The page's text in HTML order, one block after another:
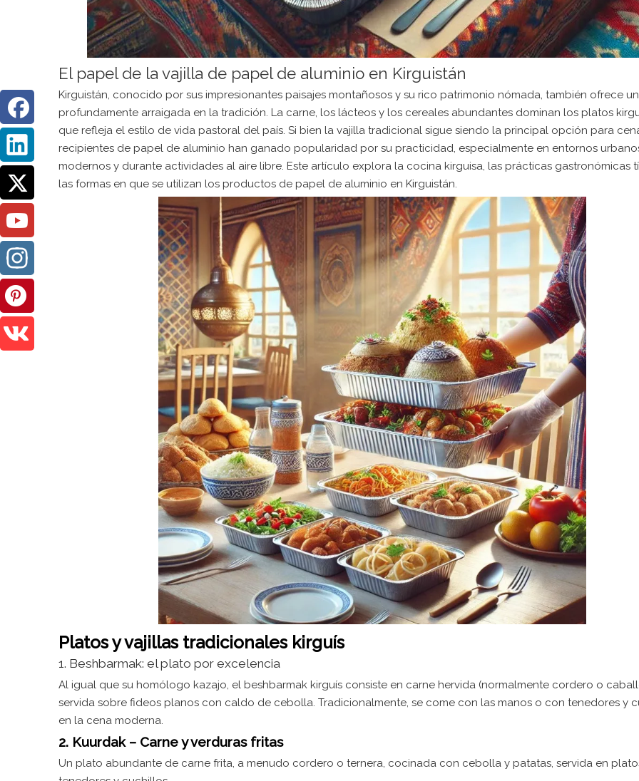
El papel de la vajilla de papel de aluminio en Kirguistán
Kirguistán, conocido por sus impresionantes paisajes montañosos y su rico patrimonio nómada, también ofrece
profundamente arraigada en la tradición. La carne, los lácteos y los cereales abundantes dominan los platos
que refleja el estilo de vida pastoral del país. Si bien la vajilla tradicional sigue siendo la principal opción para
recipientes de papel de aluminio han ganado popularidad por su practicidad, especialmente en entornos
modernos y durante actividades al aire libre. Este artículo explora la cocina kirguisa, las prácticas gastronómicas
las formas en que se utilizan los productos de papel de aluminio en Kirguistán.
Platos y vajillas tradicionales kirguís
1. Beshbarmak: el plato por excelencia
Al igual que su homólogo kazajo, el beshbarmak kirguís consiste en carne hervida (normalmente cordero o
servida sobre fideos planos con caldo de cebolla. Tradicionalmente, se come con las manos o con tenedores y
en la cena moderna.
2. Kuurdak – Carne y verduras fritas
Un plato abundante de carne frita, a menudo cordero o ternera, cocinada con cebolla y patatas, servida en